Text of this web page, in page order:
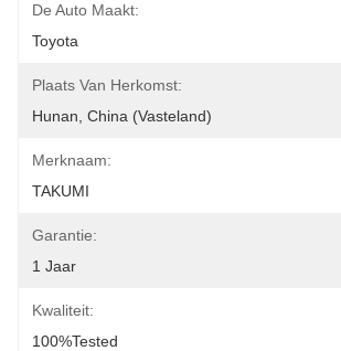
De Auto Maakt:
Toyota
Plaats Van Herkomst:
Hunan, China (Vasteland)
Merknaam:
TAKUMI
Garantie:
1 Jaar
Kwaliteit:
100%Tested